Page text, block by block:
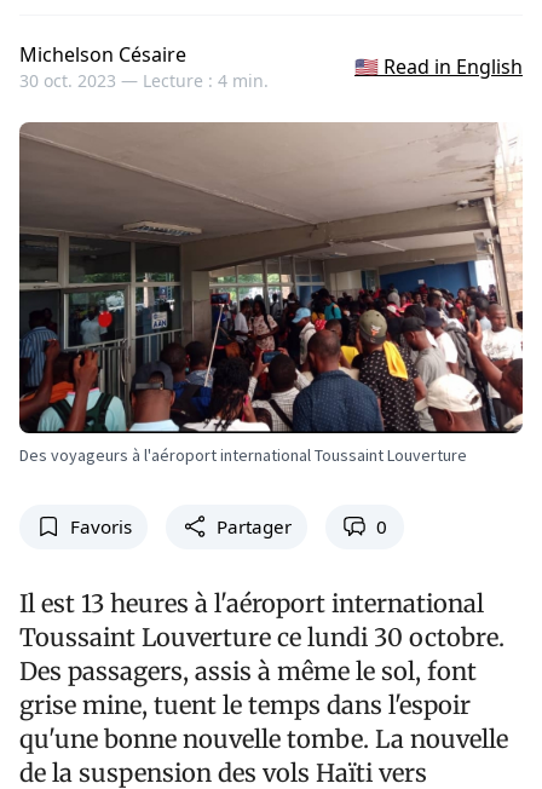
Michelson Césaire
30 oct. 2023 — Lecture : 4 min.
🇺🇸 Read in English
Des voyageurs à l'aéroport international Toussaint Louverture
Favoris Partager 0
Il est 13 heures à l'aéroport international
Toussaint Louverture ce lundi 30 octobre.
Des passagers, assis à même le sol, font
grise mine, tuent le temps dans l'espoir
qu'une bonne nouvelle tombe. La nouvelle
de la suspension des vols Haïti vers